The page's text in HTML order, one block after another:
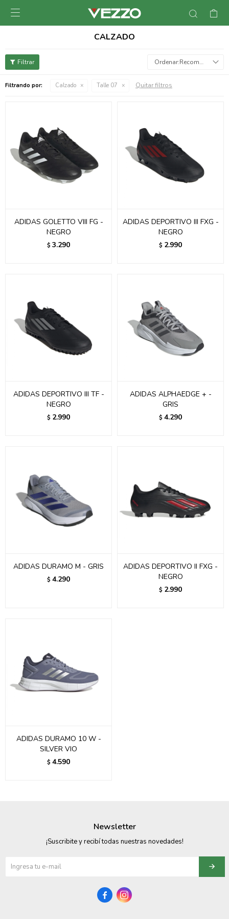

CALZADO
Recomendados
Filtrando por: Calzado Talle 07 Quitar filtros
ADIDAS GOLETTO VIII FG -
NEGRO
$ 3.290
ADIDAS DEPORTIVO III FXG -
NEGRO
$ 2.990
ADIDAS DEPORTIVO III TF -
NEGRO
$ 2.990
ADIDAS ALPHAEDGE + -
GRIS
$ 4.290
ADIDAS DURAMO M - GRIS
$ 4.290
ADIDAS DEPORTIVO II FXG -
NEGRO
$ 2.990
ADIDAS DURAMO 10 W -
SILVER VIO
$ 4.590
Newsletter
¡Suscribite y recibí todas nuestras novedades!
 